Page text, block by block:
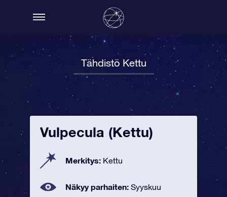
Tähdistö Kettu
Vulpecula (Kettu)
Merkitys: Kettu
Näkyy parhaiten: Syyskuu